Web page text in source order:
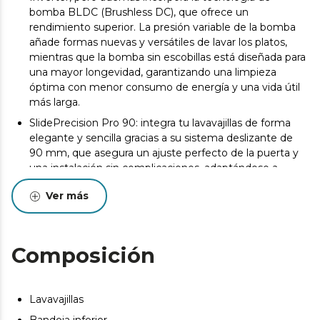
bomba BLDC (Brushless DC), que ofrece un
rendimiento superior. La presión variable de la bomba
añade formas nuevas y versátiles de lavar los platos,
mientras que la bomba sin escobillas está diseñada para
una mayor longevidad, garantizando una limpieza
óptima con menor consumo de energía y una vida útil
más larga.
SlidePrecision Pro 90: integra tu lavavajillas de forma
elegante y sencilla gracias a su sistema deslizante de
90 mm, que asegura un ajuste perfecto de la puerta y
una instalación sin complicaciones, adaptándose a
cualquier cocina moderna.
Smart Voice Control: controla tu lavavajillas de forma
Con la función Smart Knock Dual Control, abre y cierra la
puerta del lavavajillas con un simple toque, disfrutando
WiFi integrado: controla y programa tu lavavajillas desde
Ver más
Composición
Lavavajillas